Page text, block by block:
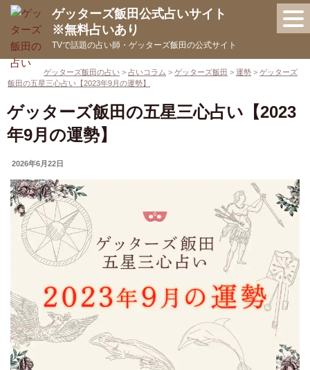
ン
へ
ッ
ゲッターズ飯田公式占いサイト
※無料占いあり
TVで話題の占い師・ゲッターズ飯田の公式サイト
ゲッターズ飯田の占い > 占いコラム > ゲッターズ飯田 > 運勢 > ゲッターズ
飯田の五星三心占い【2023年9月の運勢】
ゲッターズ飯田の五星三心占い【2023
年9月の運勢】
UPDATED
2026年6月22日